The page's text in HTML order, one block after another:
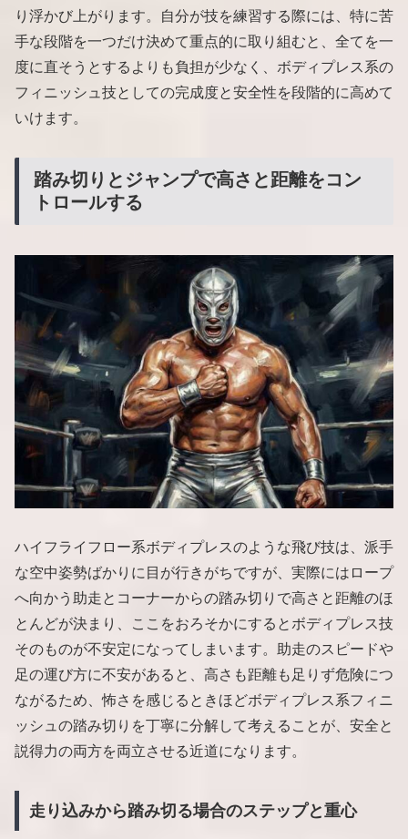
り浮かび上がります。自分が技を練習する際には、特に苦
手な段階を一つだけ決めて重点的に取り組むと、全てを一
度に直そうとするよりも負担が少なく、ボディプレス系の
フィニッシュ技としての完成度と安全性を段階的に高めて
いけます。
踏み切りとジャンプで高さと距離をコン
トロールする
ハイフライフロー系ボディプレスのような飛び技は、派手
な空中姿勢ばかりに目が行きがちですが、実際にはロープ
へ向かう助走とコーナーからの踏み切りで高さと距離のほ
とんどが決まり、ここをおろそかにするとボディプレス技
そのものが不安定になってしまいます。助走のスピードや
足の運び方に不安があると、高さも距離も足りず危険につ
ながるため、怖さを感じるときほどボディプレス系フィニ
ッシュの踏み切りを丁寧に分解して考えることが、安全と
説得力の両方を両立させる近道になります。
走り込みから踏み切る場合のステップと重心